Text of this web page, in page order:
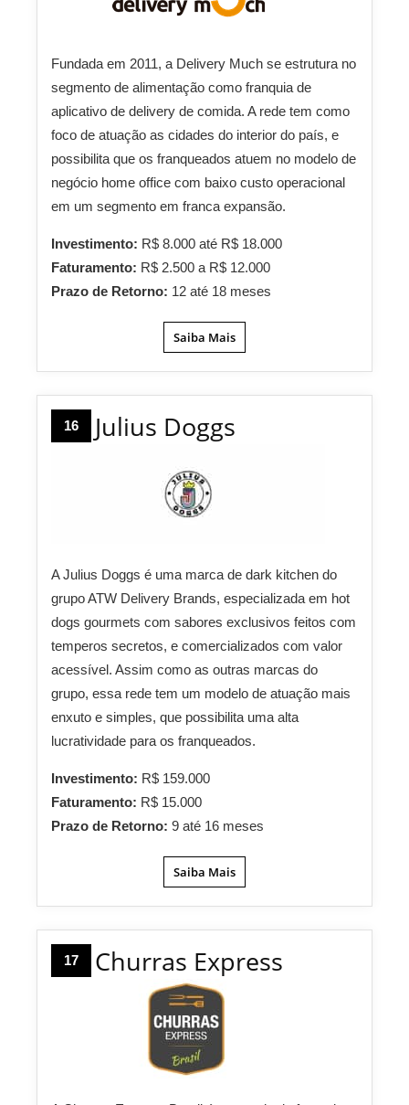
Fundada em 2011, a Delivery Much se estrutura no
segmento de alimentação como franquia de
aplicativo de delivery de comida. A rede tem como
foco de atuação as cidades do interior do país, e
possibilita que os franqueados atuem no modelo de
negócio home office com baixo custo operacional
em um segmento em franca expansão.
Investimento: R$ 8.000 até R$ 18.000
Faturamento: R$ 2.500 a R$ 12.000
Prazo de Retorno: 12 até 18 meses
Saiba Mais
16 Julius Doggs
A Julius Doggs é uma marca de dark kitchen do
grupo ATW Delivery Brands, especializada em hot
dogs gourmets com sabores exclusivos feitos com
temperos secretos, e comercializados com valor
acessível. Assim como as outras marcas do
grupo, essa rede tem um modelo de atuação mais
enxuto e simples, que possibilita uma alta
lucratividade para os franqueados.
Investimento: R$ 159.000
Faturamento: R$ 15.000
Prazo de Retorno: 9 até 16 meses
Saiba Mais
17 Churras Express